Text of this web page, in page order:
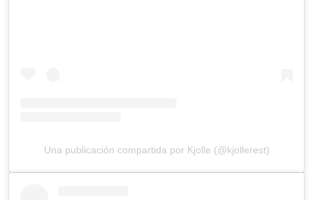
Una publicación compartida por Kjolle (@kjollerest)